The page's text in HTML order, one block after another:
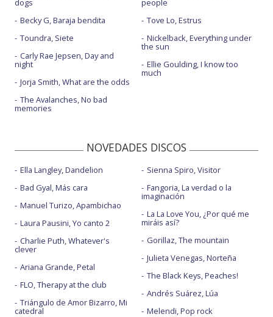
dogs
Becky G, Baraja bendita
Toundra, Siete
Carly Rae Jepsen, Day and
night
Jorja Smith, What are the odds
The Avalanches, No bad
memories
people
Tove Lo, Estrus
Nickelback, Everything under
the sun
Ellie Goulding, I know too
much
NOVEDADES DISCOS
Ella Langley, Dandelion
Bad Gyal, Más cara
Manuel Turizo, Apambichao
Laura Pausini, Yo canto 2
Charlie Puth, Whatever's
clever
Ariana Grande, Petal
FLO, Therapy at the club
Triángulo de Amor Bizarro, Mi
catedral
Sienna Spiro, Visitor
Fangoria, La verdad o la
imaginación
La La Love You, ¿Por qué me
miráis así?
Gorillaz, The mountain
Julieta Venegas, Norteña
The Black Keys, Peaches!
Andrés Suárez, Lúa
Melendi, Pop rock